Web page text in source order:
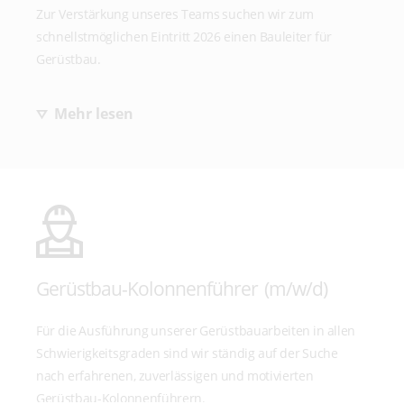
Zur Verstärkung unseres Teams suchen wir zum
schnellstmöglichen Eintritt 2026 einen Bauleiter für
Gerüstbau.
Ihre Hauptaufgabe ist die selbständige und
Lieferantenrechnungen, bis hin zur Abrechnung.
Ein sicheres, bestimmendes, aber höfliches Auftreten
setzen wir hierbei voraus.
betriebswirtschaftlicher Hintergrund und
kostenbewusstes Denken und Handeln nicht fehlen. Wir
erwarten von Ihnen Motivation, hohe Flexibilität und eine
selbständige Arbeitsweise.
Mehr lesen
Gerüstbau-Kolonnenführer (m/w/d)
Für die Ausführung unserer Gerüstbauarbeiten in allen
Schwierigkeitsgraden sind wir ständig auf der Suche
nach erfahrenen, zuverlässigen und motivierten
Gerüstbau-Kolonnenführern.